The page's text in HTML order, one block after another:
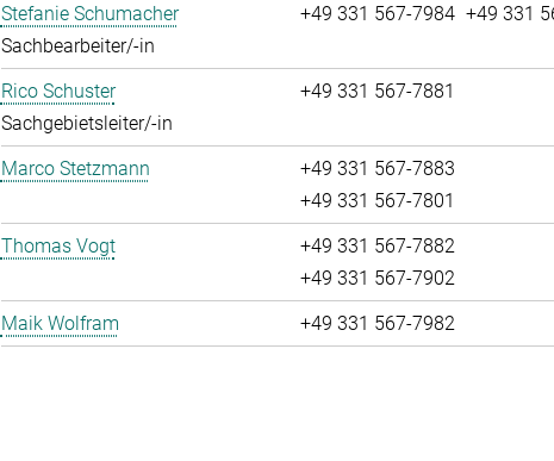
Stefanie Schumacher
Sachbearbeiter/-in
+49 331 567-7984 +49 331
Rico Schuster
Sachgebietsleiter/-in
+49 331 567-7881
Marco Stetzmann
+49 331 567-7883
+49 331 567-7801
Thomas Vogt
+49 331 567-7882
+49 331 567-7902
Maik Wolfram +49 331 567-7982